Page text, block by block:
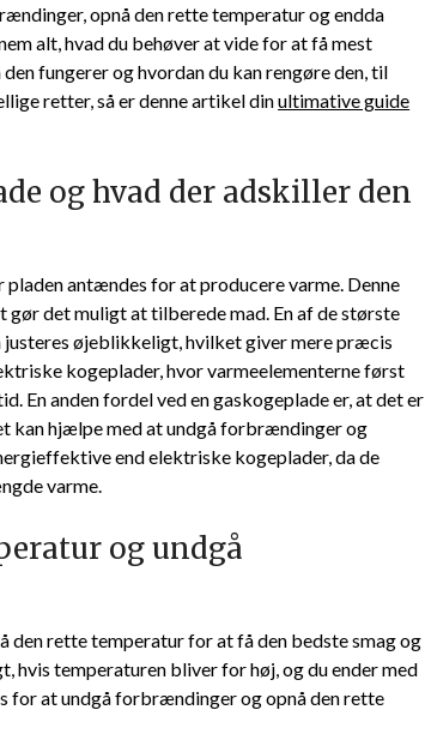
opnå den rette temperatur og endda
alt, hvad du behøver at vide for at få mest
fungerer og hvordan du kan rengøre den, til
retter, så er denne artikel dinultimative guide
og hvad der adskiller den
antændes for at producere varme. Denne
det muligt at tilberede mad. En af de største
justeres øjeblikkeligt, hvilket giver mere præcis
kogeplader, hvor varmeelementerne først
En anden fordel ved en gaskogeplade er, at det er
kan hjælpe med at undgå forbrændinger og
end elektriske kogeplader, da de
varme.
og undgå
den rette temperatur for at få den bedste smag og
hvis temperaturen bliver for høj, og du ender med
at undgå forbrændinger og opnå den rette